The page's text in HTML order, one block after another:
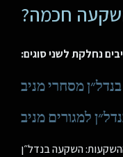
חכמה?
נחלקת לשני סוגים:
מסחרי מניב
למגורים מניב
השקעה בנדל״ן